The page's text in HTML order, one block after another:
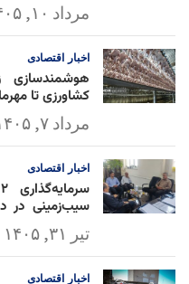
مرداد ۱۰, ۱۴۰۵
اخبار اقتصادی
هوشمندسازی
کشاورزی تا
مرداد ۷, ۱۴۰۵
اخبار اقتصادی
سیب‌زمینی در
تیر ۳۱, ۱۴۰۵
اخبار اقتصادی